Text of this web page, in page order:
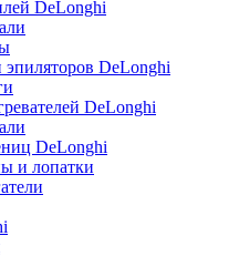
DeLonghi
эпиляторов DeLonghi
DeLonghi
DeLonghi
и лопатки